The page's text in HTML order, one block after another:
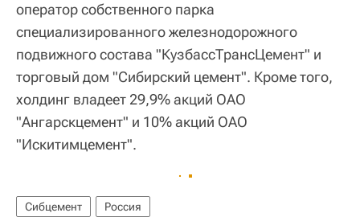
оператор собственного парка
специализированного железнодорожного
подвижного состава "КузбассТрансЦемент" и
торговый дом "Сибирский цемент". Кроме того,
холдинг владеет 29,9% акций ОАО
"Ангарскцемент" и 10% акций ОАО
"Искитимцемент".
Сибцемент Россия